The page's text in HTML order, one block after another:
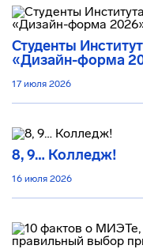
Студенты
«Дизайн-форма
17 июля 2026
8, 9… Колледж!
16 июля 2026